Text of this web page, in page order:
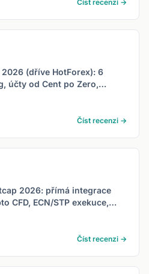
Číst recenzi →
(dříve HotForex): 6
účty od Cent po Zero,
Číst recenzi →
2026: přímá integrace
CFD, ECN/STP exekuce,
Číst recenzi →